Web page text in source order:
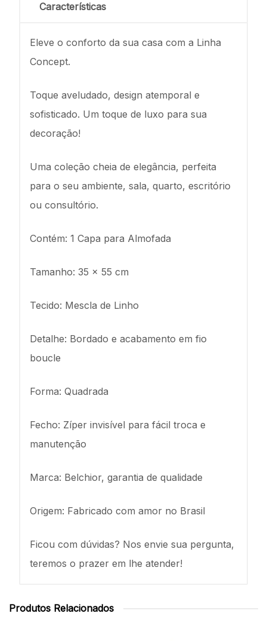
Características
Eleve o conforto da sua casa com a Linha
Concept.
Toque aveludado, design atemporal e
sofisticado. Um toque de luxo para sua
decoração!
Uma coleção cheia de elegância, perfeita
para o seu ambiente, sala, quarto, escritório
ou consultório.
Contém: 1 Capa para Almofada
Tamanho: 35 x 55 cm
Tecido: Mescla de Linho
Detalhe: Bordado e acabamento em fio
boucle
Forma: Quadrada
Fecho: Zíper invisível para fácil troca e
manutenção
Marca: Belchior, garantia de qualidade
Origem: Fabricado com amor no Brasil
Ficou com dúvidas? Nos envie sua pergunta,
teremos o prazer em lhe atender!
Produtos Relacionados